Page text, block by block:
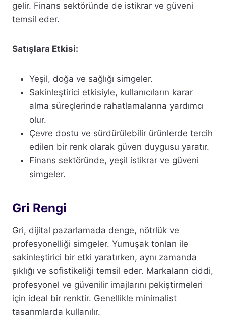
gelir. Finans sektöründe de istikrar ve güveni
temsil eder.
Satışlara Etkisi:
Yeşil, doğa ve sağlığı simgeler.
Sakinleştirici etkisiyle, kullanıcıların karar
alma süreçlerinde rahatlamalarına yardımcı
olur.
Çevre dostu ve sürdürülebilir ürünlerde tercih
edilen bir renk olarak güven duygusu yaratır.
Finans sektöründe, yeşil istikrar ve güveni
simgeler.
Gri Rengi
Gri, dijital pazarlamada denge, nötrlük ve
profesyonelliği simgeler. Yumuşak tonları ile
sakinleştirici bir etki yaratırken, aynı zamanda
şıklığı ve sofistikeliği temsil eder. Markaların ciddi,
profesyonel ve güvenilir imajlarını pekiştirmeleri
için ideal bir renktir. Genellikle minimalist
tasarımlarda kullanılır.